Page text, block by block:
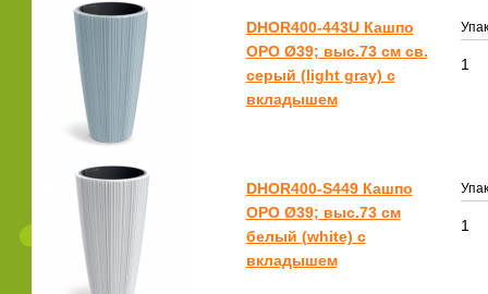
DHOR400-443U Кашпо
ОРО Ø39; выс.73 см св.
серый (light gray) с
вкладышем
1
DHOR400-S449 Кашпо
ОРО Ø39; выс.73 см
белый (white) с
вкладышем
1